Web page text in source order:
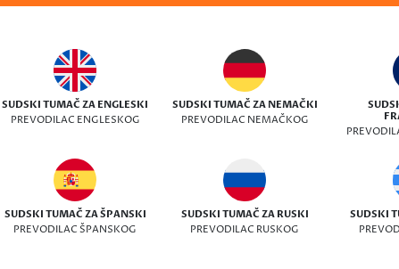
SUDSKI TUMAČ ZA ENGLESKI
PREVODILAC ENGLESKOG
SUDSKI TUMAČ ZA NEMAČKI
PREVODILAC NEMAČKOG
SUDSKI TUMAČ ZA ŠPANSKI
PREVODILAC ŠPANSKOG
SUDSKI TUMAČ ZA RUSKI
PREVODILAC RUSKOG
SUDSKI